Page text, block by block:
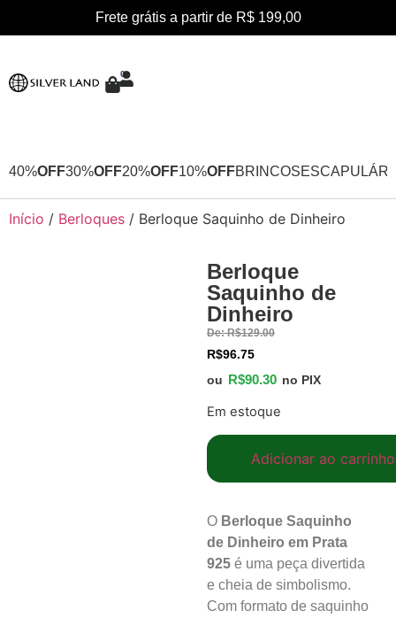
Frete grátis a partir de R$ 199,00
0
40%OFF30%OFF20%OFF10%OFFBRINCOS
Início / Berloques / Berloque Saquinho de Dinheiro
Berloque
Saquinho de
Dinheiro
De:R$129.00
R$96.75
ou R$90.30 no PIX
Em estoque
Adicionar ao carrinho
O Berloque Saquinho
de Dinheiro em Prata
925 é uma peça divertida
e cheia de simbolismo.
Com formato de saquinho